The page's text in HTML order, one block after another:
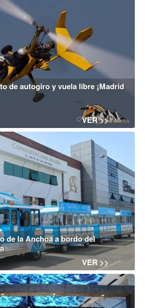
de autogiro y vuela libre ¡Madrid
VER >>
de la Anchoa a bordo del
VER >>